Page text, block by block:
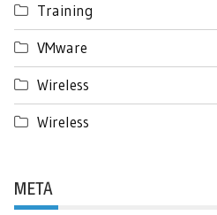
Training
VMware
Wireless
Wireless
META